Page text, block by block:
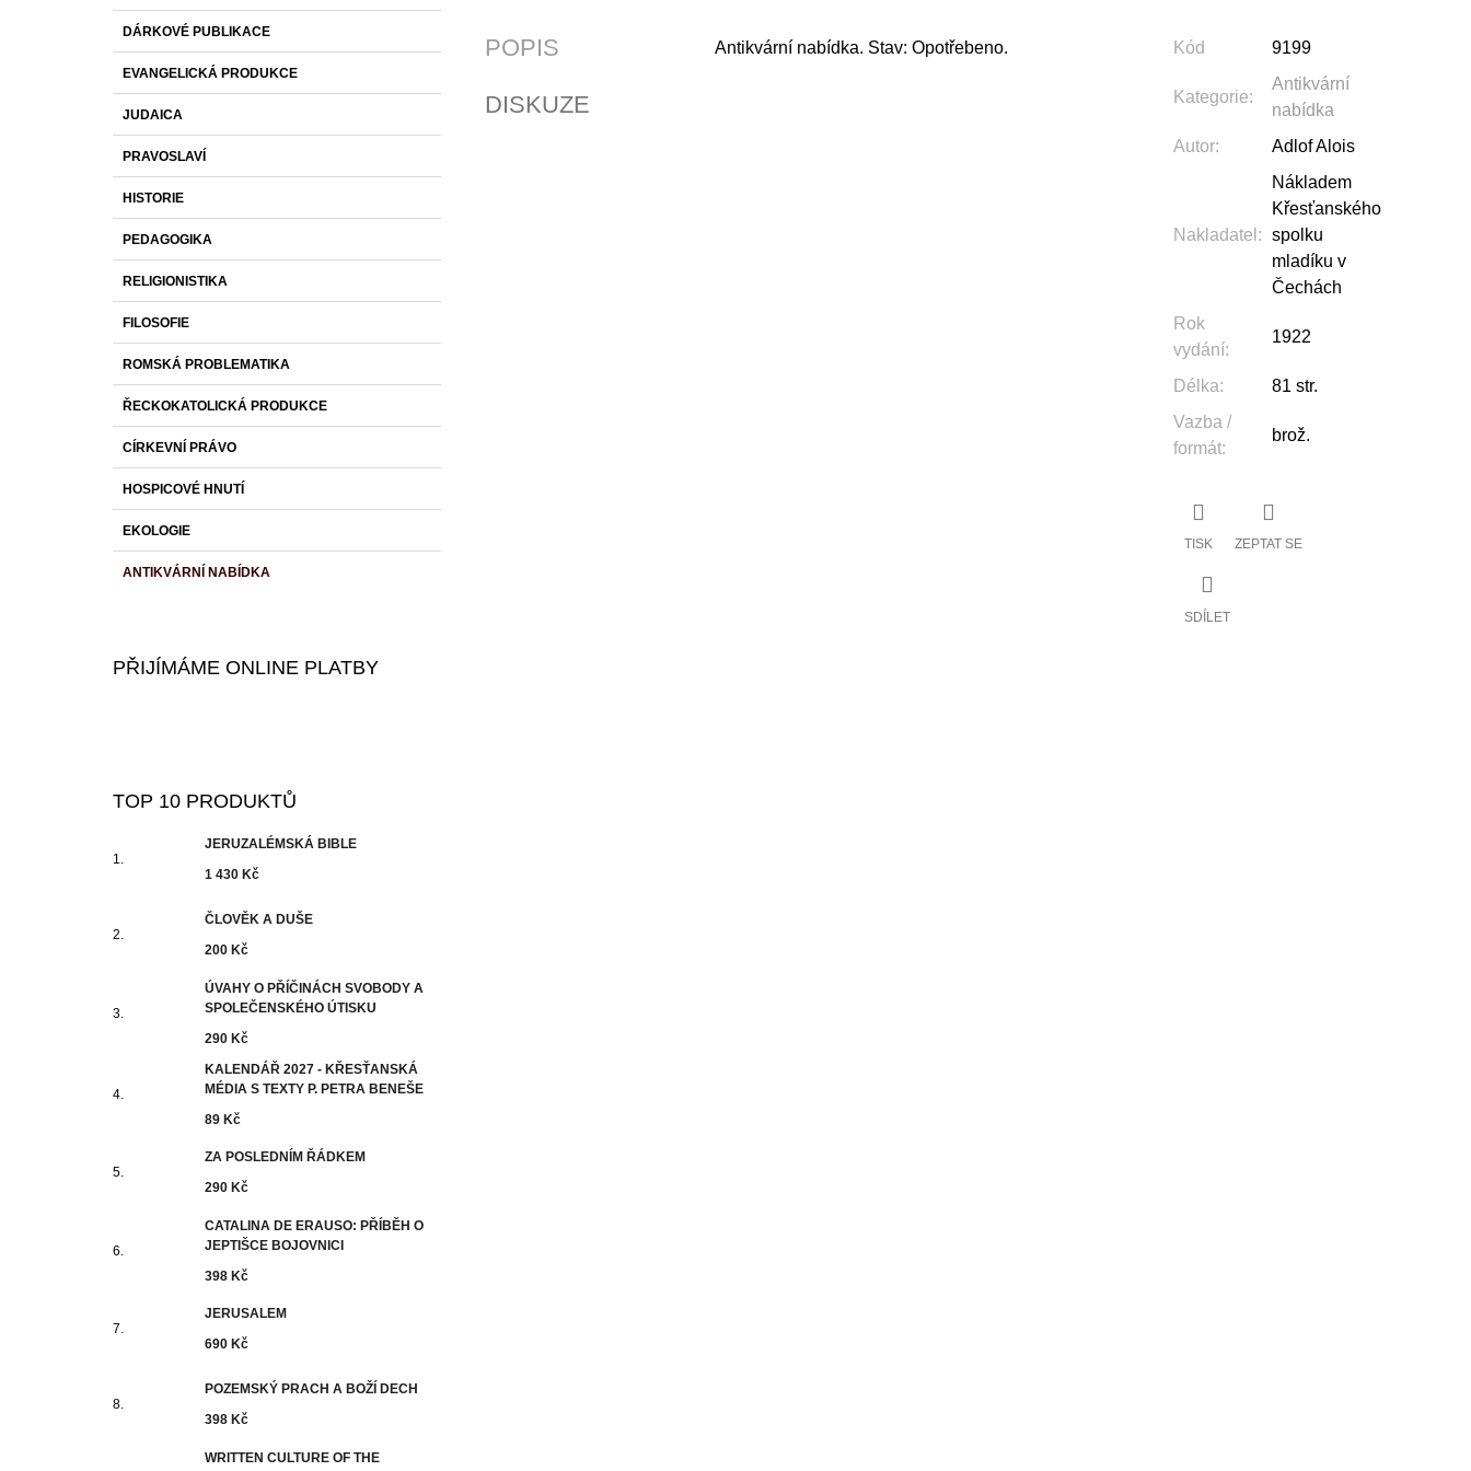
DÁRKOVÉ PUBLIKACE
EVANGELICKÁ PRODUKCE
JUDAICA
PRAVOSLAVÍ
HISTORIE
PEDAGOGIKA
RELIGIONISTIKA
FILOSOFIE
ROMSKÁ PROBLEMATIKA
ŘECKOKATOLICKÁ PRODUKCE
CÍRKEVNÍ PRÁVO
HOSPICOVÉ HNUTÍ
EKOLOGIE
ANTIKVÁRNÍ NABÍDKA
PŘIJÍMÁME ONLINE PLATBY
TOP 10 PRODUKTŮ
JERUZALÉMSKÁ BIBLE
1 430 Kč
ČLOVĚK A DUŠE
200 Kč
ÚVAHY O PŘÍČINÁCH SVOBODY A
SPOLEČENSKÉHO ÚTISKU
290 Kč
KALENDÁŘ 2027 - KŘESŤANSKÁ
MÉDIA S TEXTY P. PETRA BENEŠE
89 Kč
ZA POSLEDNÍM ŘÁDKEM
290 Kč
CATALINA DE ERAUSO: PŘÍBĚH O
JEPTIŠCE BOJOVNICI
398 Kč
JERUSALEM
690 Kč
POZEMSKÝ PRACH A BOŽÍ DECH
398 Kč
WRITTEN CULTURE OF THE
POPIS
DISKUZE
Antikvární nabídka. Stav: Opotřebeno. Kód 9199
Kategorie:
Antikvární
nabídka
Autor: Adlof Alois
Nakladatel :
Nákladem
Křesťanského
spolku
mladíku v
Čechách
Rok
vydání:
1922
Délka:
81 str.
Vazba /
formát:
brož.
TISK ZEPTAT SE
SDÍLET